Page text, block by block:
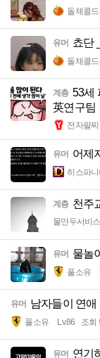
돌체콜
유머 쵸단
돌체콜
계층 53세
英연구팀
전자팔찌
유머 어제
히스파니
계층 천주
물만두서비스
유머 물놀
풀소유
유머 남자들이 연애
풀소유 Lv.86 조회
유머 연기